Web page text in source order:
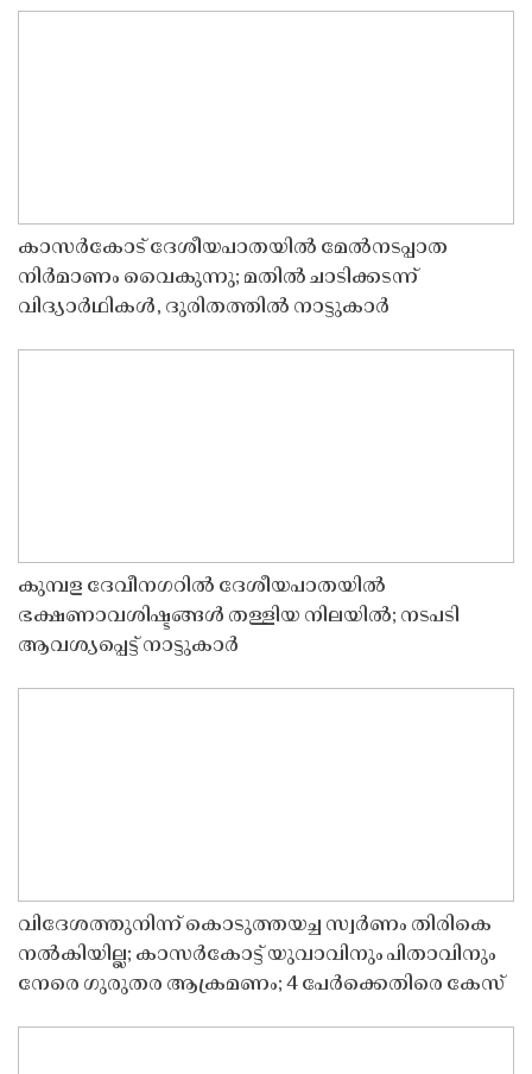
കാസർകോട് ദേശീയപാതയിൽ മേൽനടപ്പാത
നിർമാണം വൈകുന്നു; മതിൽ ചാടിക്കടന്ന്
വിദ്യാർഥികൾ, ദുരിതത്തിൽ നാട്ടുകാർ
കുമ്പള ദേവീനഗറിൽ ദേശീയപാതയിൽ
ഭക്ഷണാവശിഷ്ടങ്ങൾ തള്ളിയ നിലയിൽ; നടപടി
ആവശ്യപ്പെട്ട് നാട്ടുകാർ
വിദേശത്തുനിന്ന് കൊടുത്തയച്ച സ്വർണം തിരികെ
നൽകിയില്ല; കാസർകോട്ട് യുവാവിനും പിതാവിനും
നേരെ ഗുരുതര ആക്രമണം; 4 പേർക്കെതിരെ കേസ്